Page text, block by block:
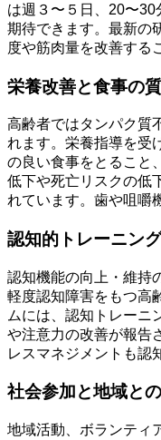
は週３〜５日、20〜
期待できます。最新の
度や筋肉量を改善する
栄養改善と食事の
高齢者ではタンパク質
れます。栄養指導を受
の良い食事をとること
低下や死亡リスクの低
れています。歯や咀嚼
認知的トレーニン
認知機能の向上・維持
軽度認知障害をもつ高
ムには、認知トレーニ
や注意力の改善が報告
レスマネジメントも認
社会参加と地域と
地域活動、ボランティ